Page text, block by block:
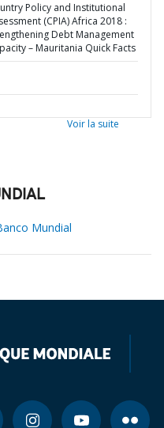
Policy and Institutional
(CPIA) Africa 2018 :
Debt Management
– Mauritania Quick Facts
Voir la suite
Mundial